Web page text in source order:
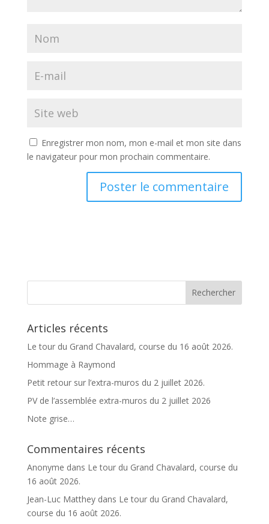
Enregistrer mon nom, mon e-mail et mon site dans
le navigateur pour mon prochain commentaire.
i
v
:
Articles récents
Le tour du Grand Chavalard, course du 16 août 2026.
Hommage à Raymond
Petit retour sur l’extra-muros du 2 juillet 2026.
PV de l’assemblée extra-muros du 2 juillet 2026
Note grise…
Commentaires récents
Anonyme dans Le tour du Grand Chavalard, course du
16 août 2026.
Jean-Luc Mattheydans Le tour du Grand Chavalard,
course du 16 août 2026.